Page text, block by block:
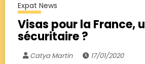
Expat News
Visas pour la France,
sécuritaire ?
Catya Martin 17/01/2020